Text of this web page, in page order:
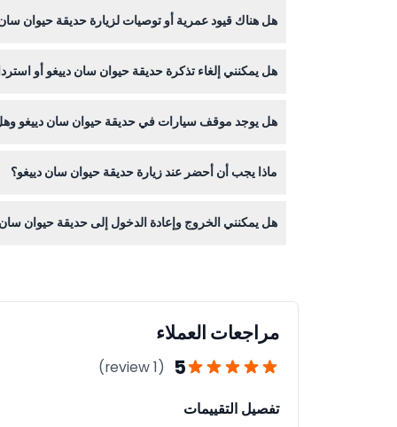
هل هناك قيود عمرية أو توصيات لزيارة حديقة حيوان
هل يمكنني إلغاء تذكرة حديقة حيوان سان دييغو أو
هل يوجد موقف سيارات في حديقة حيوان سان دييغو
ماذا يجب أن أحضر عند زيارة حديقة حيوان سان دييغو؟
هل يمكنني الخروج وإعادة الدخول إلى حديقة حيوان
مراجعات العملاء
5
(1 review)
تفصيل التقييمات